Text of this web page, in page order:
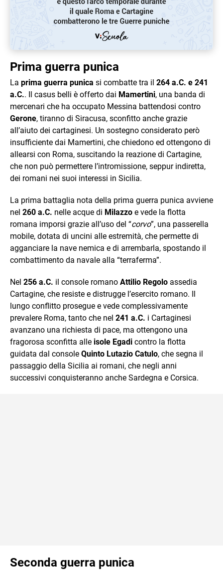
Prima guerra punica
La prima guerra punica si combatte tra il 264 a.C. e 241
a.C.. Il casus belli è offerto dai Mamertini, una banda di
mercenari che ha occupato Messina battendosi contro
Gerone, tiranno di Siracusa, sconfitto anche grazie
all’aiuto dei cartaginesi. Un sostegno considerato però
insufficiente dai Mamertini, che chiedono ed ottengono di
allearsi con Roma, suscitando la reazione di Cartagine,
che non può permettere l’intromissione, seppur indiretta,
dei romani nei suoi interessi in Sicilia.
La prima battaglia nota della prima guerra punica avviene
nel 260 a.C. nelle acque di Milazzo e vede la flotta
romana imporsi grazie all’uso del “corvo”, una passerella
mobile, dotata di uncini alle estremità, che permette di
agganciare la nave nemica e di arrembarla, spostando il
combattimento da navale alla “terraferma”.
Nel 256 a.C. il console romano Attilio Regolo assedia
Cartagine, che resiste e distrugge l’esercito romano. Il
lungo conflitto prosegue e vede complessivamente
prevalere Roma, tanto che nel 241 a.C. i Cartaginesi
avanzano una richiesta di pace, ma ottengono una
fragorosa sconfitta alle isole Egadi contro la flotta
guidata dal console Quinto Lutazio Catulo, che segna il
passaggio della Sicilia ai romani, che negli anni
successivi conquisteranno anche Sardegna e Corsica.
Seconda guerra punica